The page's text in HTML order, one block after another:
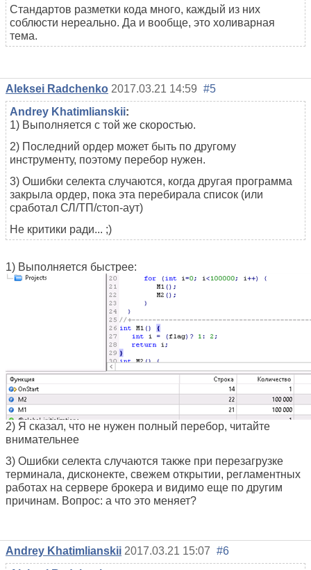
Стандартов разметки кода много, каждый из них
соблюсти нереально. Да и вообще, это холиварная
тема.
Aleksei Radchenko 2017.03.21 14:59 #5
Andrey Khatimlianskii:
1) Выполняется с той же скоростью.
2) Последний ордер может быть по другому
инструменту, поэтому перебор нужен.
3) Ошибки селекта случаются, когда другая программа
закрыла ордер, пока эта перебирала список (или
сработал СЛ/ТП/стоп-аут)
Не критики ради... ;)
1) Выполняется быстрее:
2) Я сказал, что не нужен полный перебор, читайте
внимательнее
3) Ошибки селекта случаются также при перезагрузке
терминала, дисконекте, свежем открытии, регламентных
работах на сервере брокера и видимо еще по другим
причинам. Вопрос: а что это меняет?
Andrey Khatimlianskii 2017.03.21 15:07 #6